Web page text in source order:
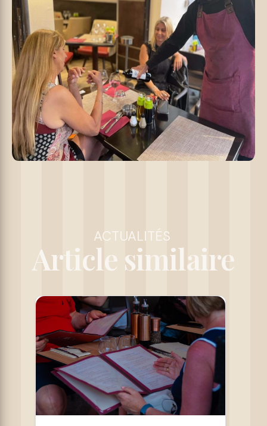
ACTUALITÉS
Article similaire